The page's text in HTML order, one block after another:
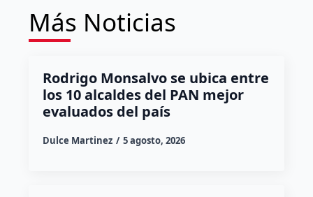
Más Noticias
Rodrigo Monsalvo se ubica entre
los 10 alcaldes del PAN mejor
evaluados del país
Dulce Martinez 5 agosto, 2026